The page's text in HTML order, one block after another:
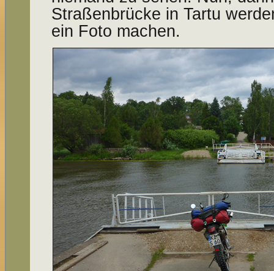
Straßenbrücke in Tartu
ein Foto machen.